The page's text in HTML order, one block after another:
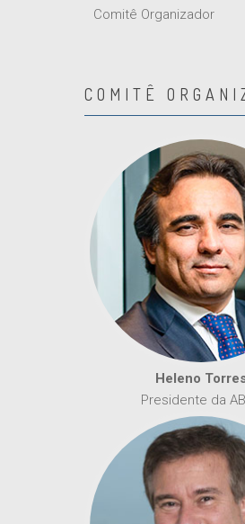
Comitê Organizador
COMITÊ
Heleno
Presidente da